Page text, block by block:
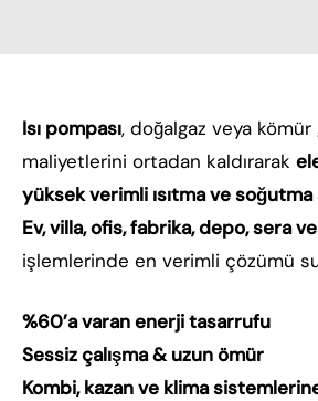
Isı pompası, doğalgaz veya kömür
maliyetlerini ortadan kaldırarak
yüksek verimli ısıtma ve
Ev, villa, ofis, fabrika, depo, sera ve
işlemlerinde en verimli çözümü
%60’a varan enerji tasarrufu
Sessiz çalışma & uzun ömür
Kombi, kazan ve klima